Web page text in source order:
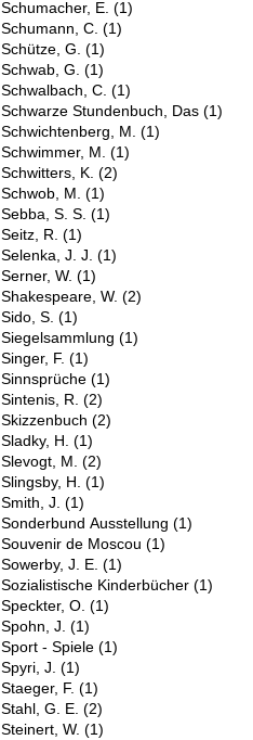
Schumacher, E.(1)
Schumann, C.(1)
Schütze, G.(1)
Schwab, G.(1)
Schwalbach, C.(1)
Schwarze Stundenbuch, Das(1)
Schwichtenberg, M.(1)
Schwimmer, M.(1)
Schwitters, K.(2)
Schwob, M.(1)
Sebba, S. S.(1)
Seitz, R.(1)
Selenka, J. J.(1)
Serner, W.(1)
Shakespeare, W.(2)
Sido, S.(1)
Siegelsammlung(1)
Singer, F.(1)
Sinnsprüche(1)
Sintenis, R.(2)
Skizzenbuch(2)
Sladky, H.(1)
Slevogt, M.(2)
Slingsby, H.(1)
Smith, J.(1)
Sonderbund Ausstellung(1)
Souvenir de Moscou(1)
Sowerby, J. E.(1)
Sozialistische Kinderbücher(1)
Speckter, O.(1)
Spohn, J.(1)
Sport - Spiele(1)
Spyri, J.(1)
Staeger, F.(1)
Stahl, G. E.(2)
Steinert, W.(1)